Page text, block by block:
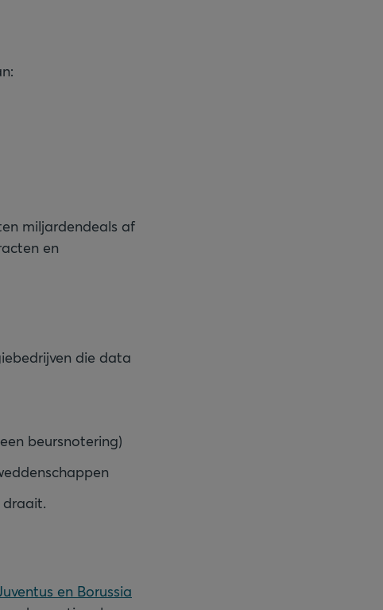
miljardendeals af
en
die data
beursnotering)
draait.
en Borussia